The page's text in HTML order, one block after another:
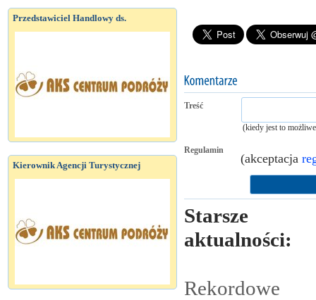
Przedstawiciel Handlowy ds.
Kierownik Agencji Turystycznej
Treść
(kiedy jest to
Regulamin
(akceptacja
Starsze
aktualności:
Rekordowe